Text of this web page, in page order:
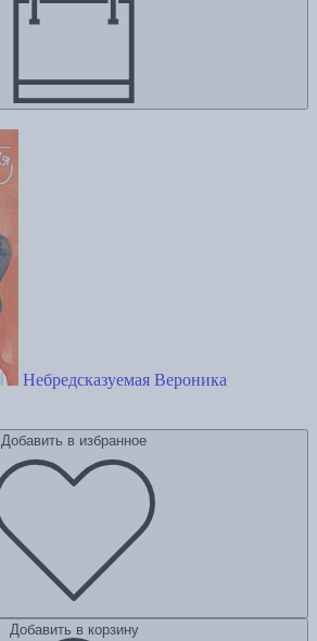
Небредсказуемая Вероника
Добавить в избранное
Добавить в корзину